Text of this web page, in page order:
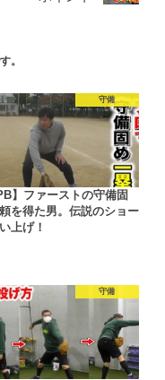
。
守備
】ファーストの守備固
を得た男。伝説のショー
上げ！
守備